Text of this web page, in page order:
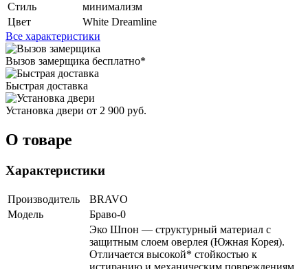
Стиль
минимализм
Цвет
White Dreamline
Все характеристики
Вызов замерщика бесплатно*
Быстрая доставка
Установка двери от 2 900 руб.
О товаре
Характеристики
Производитель
BRAVO
Модель
Браво-0
Эко Шпон — структурный материал с
защитным слоем оверлея (Южная Корея).
Отличается высокой* стойкостью к
истиранию и механическим повреждениям.